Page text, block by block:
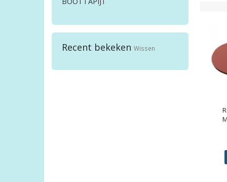
Recent bekeken Wissen